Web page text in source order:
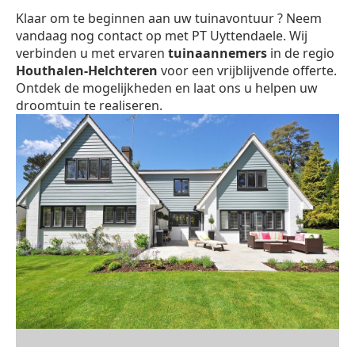
Klaar om te beginnen aan uw tuinavontuur ? Neem
vandaag nog contact op met PT Uyttendaele. Wij
verbinden u met ervaren tuinaannemers in de regio
Houthalen-Helchteren voor een vrijblijvende offerte.
Ontdek de mogelijkheden en laat ons u helpen uw
droomtuin te realiseren.